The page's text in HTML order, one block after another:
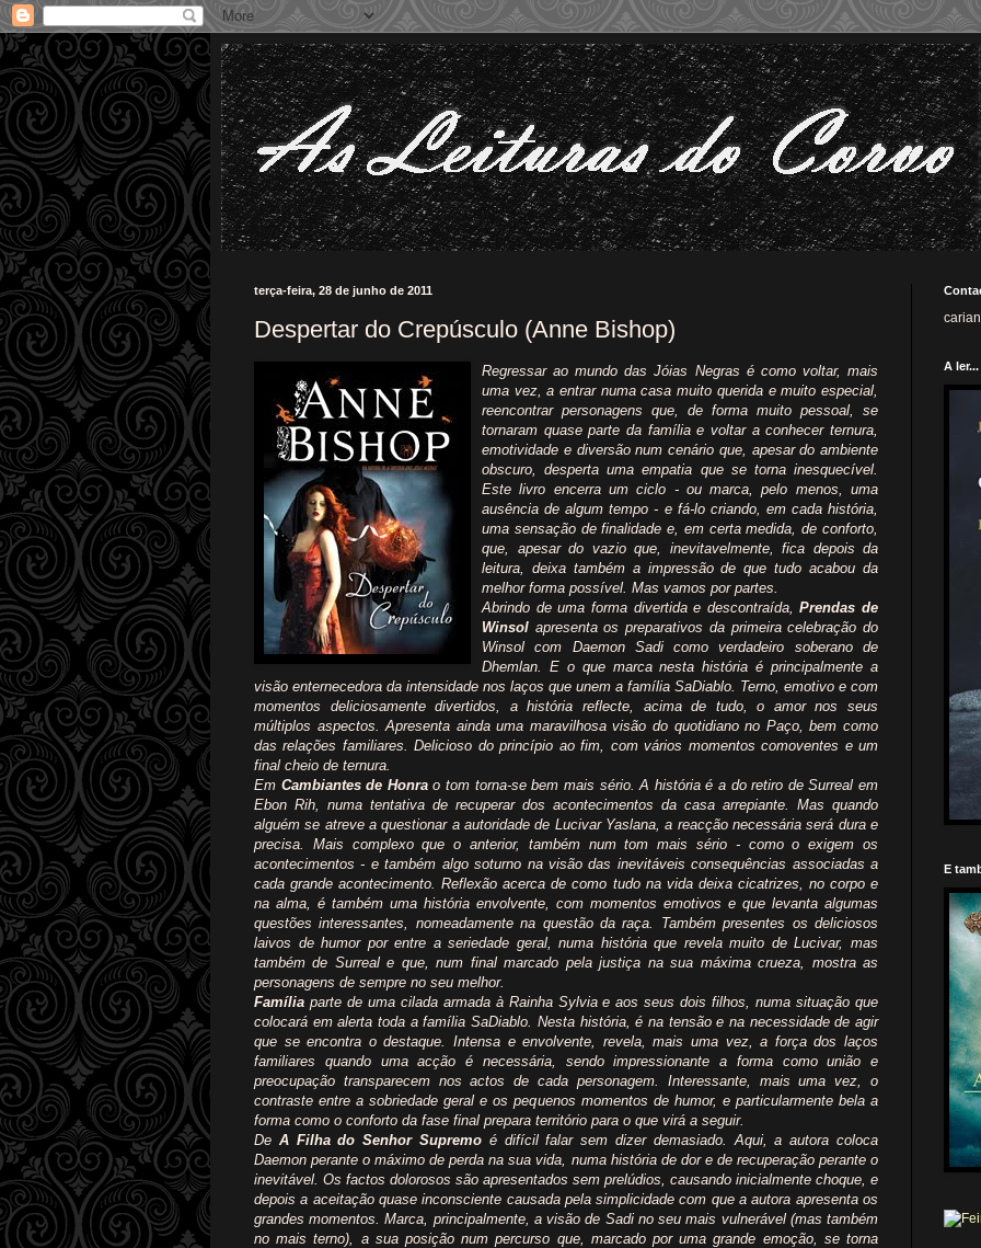
terça-feira, 28 de junho de 2011
Despertar do Crepúsculo (Anne Bishop)
Regressar ao mundo das Jóias Negras é como voltar, mais
uma vez, a entrar numa casa muito querida e muito especial,
reencontrar personagens que, de forma muito pessoal, se
tornaram quase parte da família e voltar a conhecer ternura,
emotividade e diversão num cenário que, apesar do ambiente
obscuro, desperta uma empatia que se torna inesquecível.
Este livro encerra um ciclo - ou marca, pelo menos, uma
ausência de algum tempo - e fá-lo criando, em cada história,
uma sensação de finalidade e, em certa medida, de conforto,
que, apesar do vazio que, inevitavelmente, fica depois da
leitura, deixa também a impressão de que tudo acabou da
melhor forma possível. Mas vamos por partes.
Abrindo de uma forma divertida e descontraída,Prendas de
Winsol apresenta os preparativos da primeira celebração do
Winsol com Daemon Sadi como verdadeiro soberano de
Dhemlan. E o que marca nesta história é principalmente a
visão enternecedora da intensidade nos laços que unem a família SaDiablo. Terno, emotivo e com
momentos deliciosamente divertidos, a história reflecte, acima de tudo, o amor nos seus
múltiplos aspectos. Apresenta ainda uma maravilhosa visão do quotidiano no Paço, bem como
das relações familiares. Delicioso do princípio ao fim, com vários momentos comoventes e um
final cheio de ternura.
Em Cambiantes de Honrao tom torna-se bem mais sério. A história é a do retiro de Surreal em
Ebon Rih, numa tentativa de recuperar dos acontecimentos da casa arrepiante. Mas quando
alguém se atreve a questionar a autoridade de Lucivar Yaslana, a reacção necessária será dura e
precisa. Mais complexo que o anterior, também num tom mais sério - como o exigem os
acontecimentos - e também algo soturno na visão das inevitáveis consequências associadas a
cada grande acontecimento. Reflexão acerca de como tudo na vida deixa cicatrizes, no corpo e
na alma, é também uma história envolvente, com momentos emotivos e que levanta algumas
questões interessantes, nomeadamente na questão da raça. Também presentes os deliciosos
laivos de humor por entre a seriedade geral, numa história que revela muito de Lucivar, mas
também de Surreal e que, num final marcado pela justiça na sua máxima crueza, mostra as
personagens de sempre no seu melhor.
Família parte de uma cilada armada à Rainha Sylvia e aos seus dois filhos, numa situação que
colocará em alerta toda a família SaDiablo. Nesta história, é na tensão e na necessidade de agir
que se encontra o destaque. Intensa e envolvente, revela, mais uma vez, a força dos laços
familiares quando uma acção é necessária, sendo impressionante a forma como união e
preocupação transparecem nos actos de cada personagem. Interessante, mais uma vez, o
contraste entre a sobriedade geral e os pequenos momentos de humor, e particularmente bela a
forma como o conforto da fase final prepara território para o que virá a seguir.
De A Filha do Senhor Supremo é difícil falar sem dizer demasiado. Aqui, a autora coloca
Daemon perante o máximo de perda na sua vida, numa história de dor e de recuperação perante o
inevitável. Os factos dolorosos são apresentados sem prelúdios, causando inicialmente choque, e
depois a aceitação quase inconsciente causada pela simplicidade com que a autora apresenta os
grandes momentos. Marca, principalmente, a visão de Sadi no seu mais vulnerável (mas também
no mais terno), a sua posição num percurso que, marcado por uma grande emoção, se torna
A ler...
E